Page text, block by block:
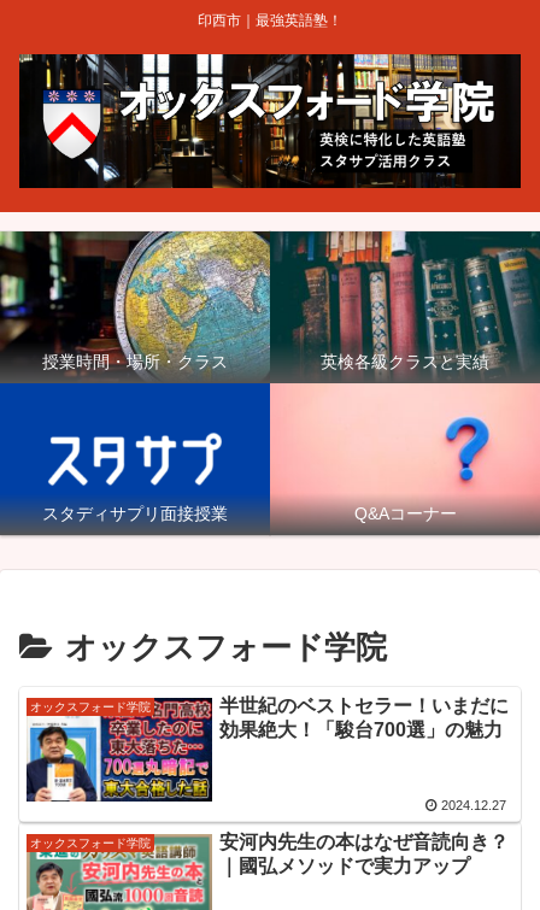
印西市｜最強英語塾！
授業時間・場所・クラス 英検各級クラスと実績
スタディサプリ面接授業 Q&Aコーナー
オックスフォード学院
オックスフォード学院
半世紀のベストセラー！いまだに
効果絶大！「駿台700選」の魅力
2024.12.27
オックスフォード学院
安河内先生の本はなぜ音読向き？
｜國弘メソッドで実力アップ